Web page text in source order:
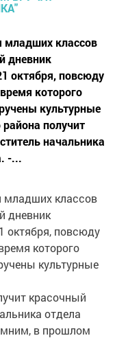
младших классов
дневник
октября, повсюду
которого
культурные
получит
начальника
-...
младших классов
дневник
октября, повсюду
которого
культурные
красочный
отдела
в прошлом